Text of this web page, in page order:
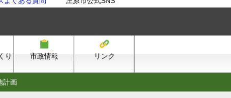
り 市政情報 リンク
計画